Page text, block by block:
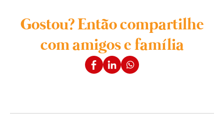
Gostou? Então compartilhe
com amigos e família